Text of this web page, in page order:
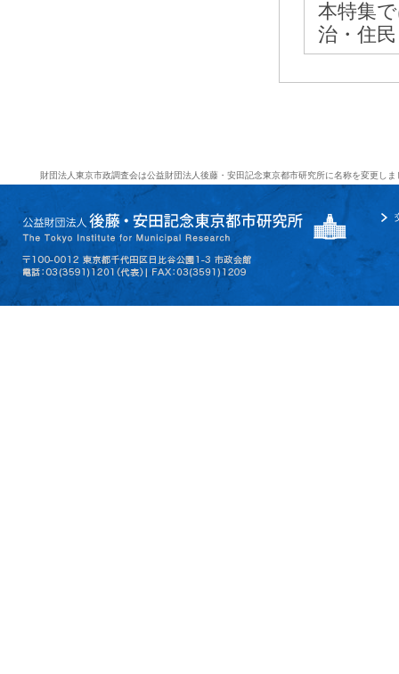
本特集
治・住
財団法人東京市政調査会は公益財団法人後藤・安田記念東京都市研究所に名称を変更しま